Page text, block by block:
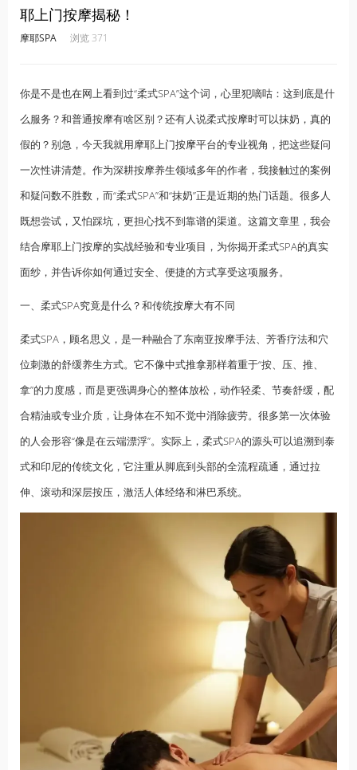
耶上门按摩揭秘！
摩耶SPA 浏览 371
你是不是也在网上看到过“柔式SPA”这个词，心里犯嘀咕：这到底是什
么服务？和普通按摩有啥区别？还有人说柔式按摩时可以抹奶，真的
假的？别急，今天我就用摩耶上门按摩平台的专业视角，把这些疑问
一次性讲清楚。作为深耕按摩养生领域多年的作者，我接触过的案例
和疑问数不胜数，而“柔式SPA”和“抹奶”正是近期的热门话题。很多人
既想尝试，又怕踩坑，更担心找不到靠谱的渠道。这篇文章里，我会
结合摩耶上门按摩的实战经验和专业项目，为你揭开柔式SPA的真实
面纱，并告诉你如何通过安全、便捷的方式享受这项服务。
一、柔式SPA究竟是什么？和传统按摩大有不同
柔式SPA，顾名思义，是一种融合了东南亚按摩手法、芳香疗法和穴
位刺激的舒缓养生方式。它不像中式推拿那样着重于“按、压、推、
拿”的力度感，而是更强调身心的整体放松，动作轻柔、节奏舒缓，配
合精油或专业介质，让身体在不知不觉中消除疲劳。很多第一次体验
的人会形容“像是在云端漂浮”。实际上，柔式SPA的源头可以追溯到泰
式和印尼的传统文化，它注重从脚底到头部的全流程疏通，通过拉
伸、滚动和深层按压，激活人体经络和淋巴系统。